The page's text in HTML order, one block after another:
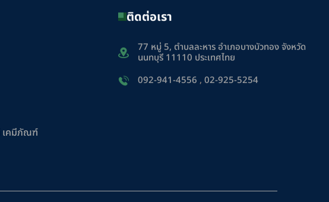
เคมีภัณฑ์
ติดต่อเรา
77 หมู่ 5, ตำบลละหาร อำเภอบางบัวทอง จังหวัด
นนทบุรี 11110 ประเทศไทย
092-941-4556 ,02-925-5254